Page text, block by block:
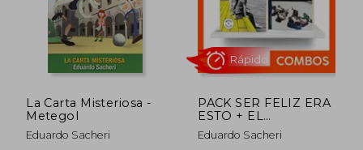
La Carta Misteriosa -
Metegol
Eduardo Sacheri
PACK SER FELIZ ERA
ESTO + EL
FUNCIONAMIENTO
GENERAL DEL
Eduardo Sacheri